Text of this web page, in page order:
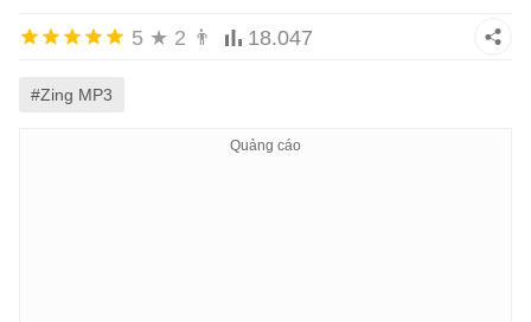
5 ★ 2 👨 18.047
#Zing MP3